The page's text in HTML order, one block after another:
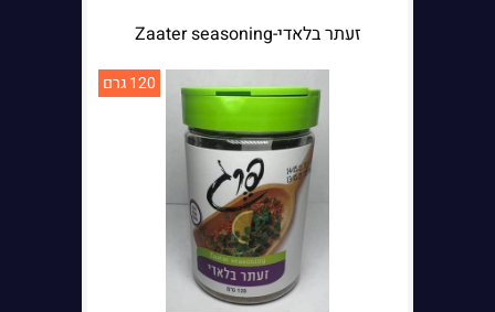
זעתר בלאדי-Zaater seasoning
120 גרם